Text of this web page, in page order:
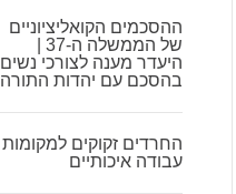
ההסכמים הקואליציוניים
היעדר מענה לצורכי נשים
בהסכם עם יהדות התורה
החרדים זקוקים למקומות
עבודה איכותיים